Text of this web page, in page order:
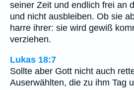
seiner Zeit und endlich frei an
und nicht ausbleiben. Ob sie
harre ihrer: sie wird gewiß
verziehen.
Lukas 18:7
Sollte aber Gott nicht auch
Auserwählten, die zu ihm Tag